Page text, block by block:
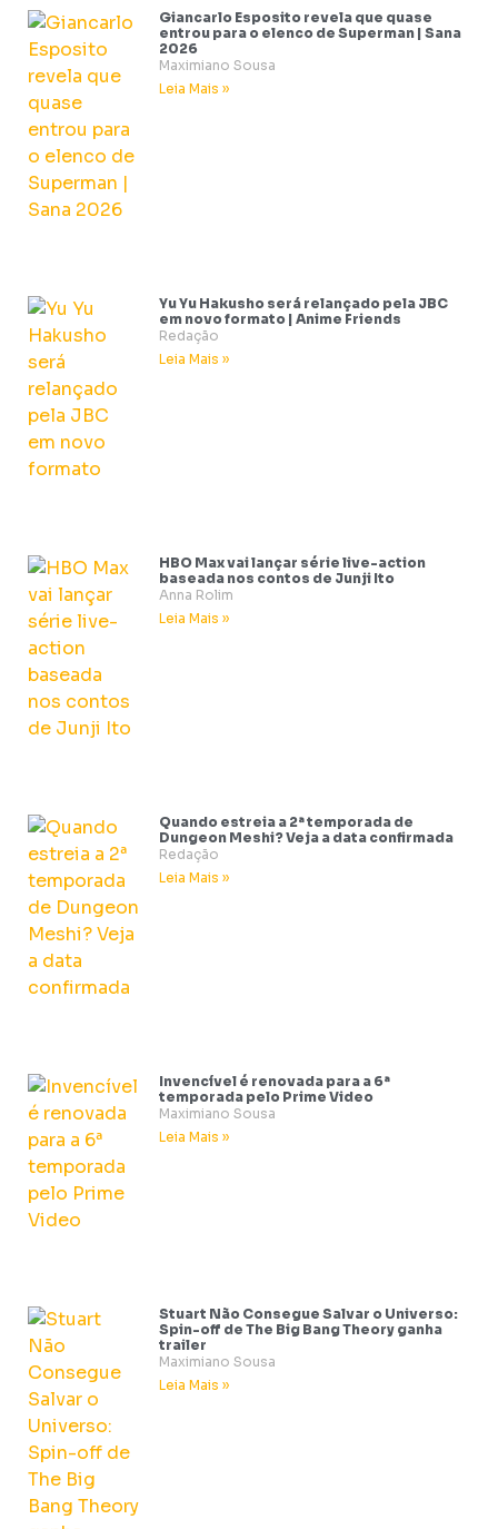
Giancarlo Esposito revela que quase
entrou para o elenco de Superman | Sana
2026
Maximiano Sousa
Leia Mais »
Yu Yu Hakusho será relançado pela JBC
em novo formato | Anime Friends
Redação
Leia Mais »
HBO Max vai lançar série live-action
baseada nos contos de Junji Ito
Anna Rolim
Leia Mais »
Quando estreia a 2ª temporada de
Dungeon Meshi? Veja a data confirmada
Redação
Leia Mais »
Invencível é renovada para a 6ª
temporada pelo Prime Video
Maximiano Sousa
Leia Mais »
Stuart Não Consegue Salvar o Universo:
Spin-off de The Big Bang Theory ganha
trailer
Maximiano Sousa
Leia Mais »